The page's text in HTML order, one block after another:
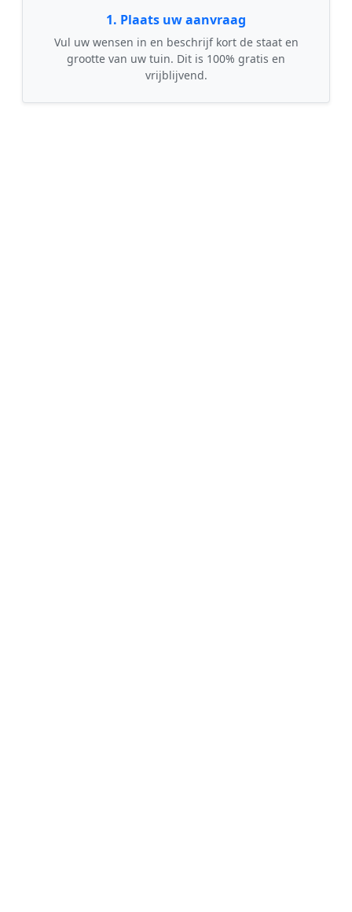
1. Plaats uw aanvraag
Vul uw wensen in en beschrijf kort de staat en
grootte van uw tuin. Dit is 100% gratis en
vrijblijvend.